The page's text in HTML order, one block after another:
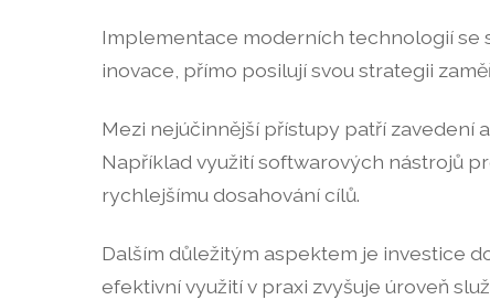
Implementace moderních technologií se
inovace, přímo posilují svou strategii
Mezi nejúčinnější přístupy patří zavedení
Například využití softwarových nástrojů
rychlejšímu dosahování cílů.
Dalším důležitým aspektem je investice
efektivní využití v praxi zvyšuje úroveň